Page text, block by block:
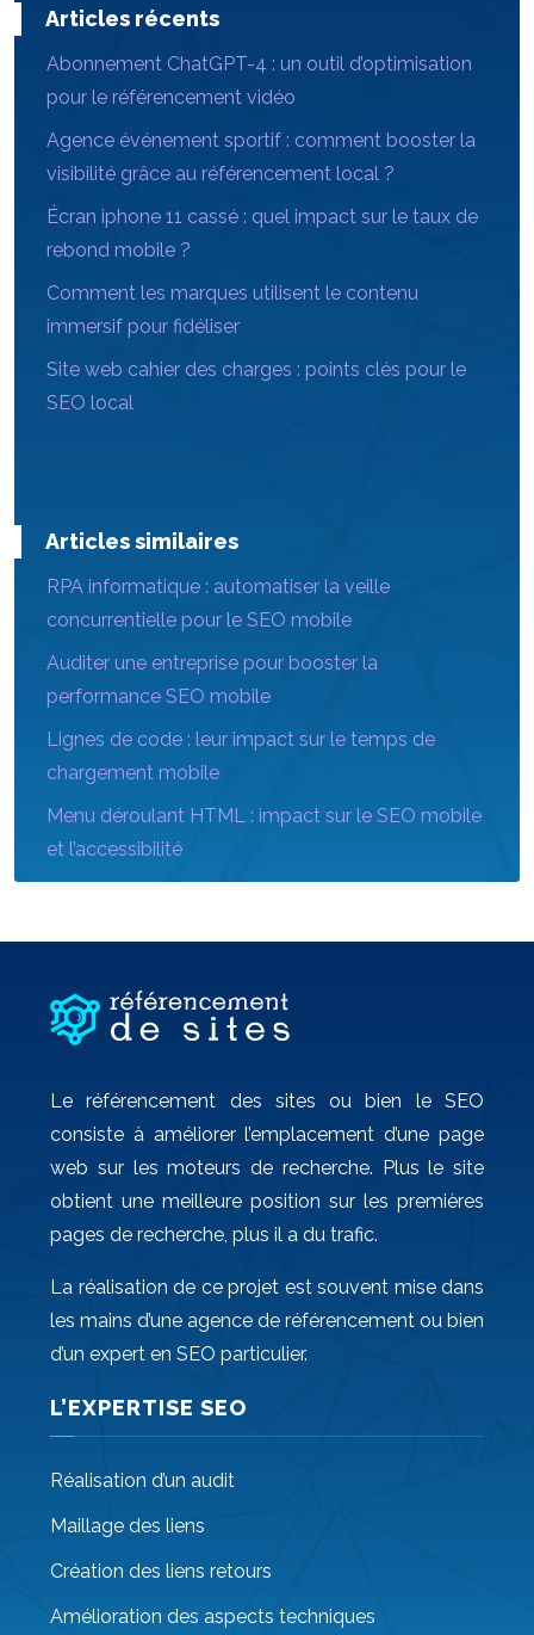
Articles récents
Abonnement ChatGPT-4 : un outil d’optimisation
pour le référencement vidéo
Agence événement sportif : comment booster la
visibilité grâce au référencement local ?
Écran iphone 11 cassé : quel impact sur le taux de
rebond mobile ?
Comment les marques utilisent le contenu
immersif pour fidéliser
Site web cahier des charges : points clés pour le
SEO local
Articles similaires
RPA informatique : automatiser la veille
concurrentielle pour le SEO mobile
Auditer une entreprise pour booster la
performance SEO mobile
Lignes de code : leur impact sur le temps de
chargement mobile
Menu déroulant HTML : impact sur le SEO mobile
et l’accessibilité
Le référencement des sites ou bien le SEO
consiste à améliorer l’emplacement d’une page
web sur les moteurs de recherche. Plus le site
obtient une meilleure position sur les premières
pages de recherche, plus il a du trafic.
La réalisation de ce projet est souvent mise dans
les mains d’une agence de référencement ou bien
d’un expert en SEO particulier.
L’EXPERTISE SEO
Réalisation d’un audit
Maillage des liens
Création des liens retours
Amélioration des aspects techniques